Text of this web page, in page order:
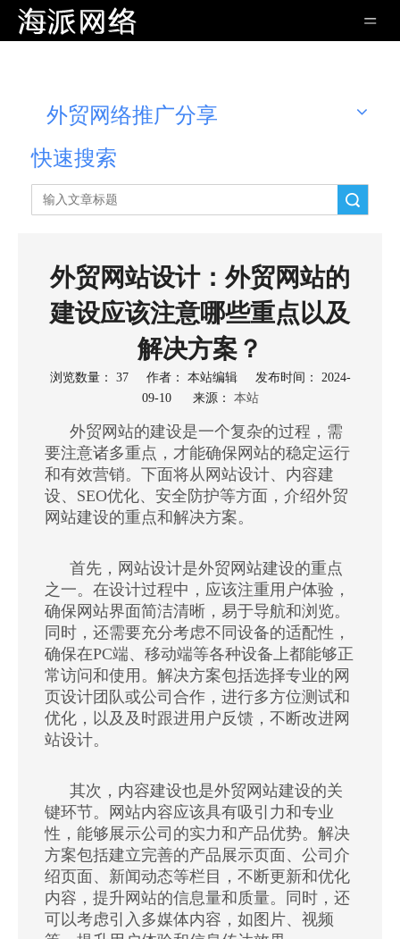
外贸网络推广分享
快速搜索
外贸网站设计：外贸网站的
建设应该注意哪些重点以及
解决方案？
浏览数量： 37作者： 本站编辑 发布时间： 2024-
09-10 来源： 本站
["wechat","weibo","qzone","douban","email"]
外贸网站的建设是一个复杂的过程，需
要注意诸多重点，才能确保网站的稳定运行
和有效营销。下面将从网站设计、内容建
设、SEO优化、安全防护等方面，介绍外贸
网站建设的重点和解决方案。
首先，网站设计是外贸网站建设的重点
之一。在设计过程中，应该注重用户体验，
确保网站界面简洁清晰，易于导航和浏览。
同时，还需要充分考虑不同设备的适配性，
确保在PC端、移动端等各种设备上都能够正
常访问和使用。解决方案包括选择专业的网
页设计团队或公司合作，进行多方位测试和
优化，以及及时跟进用户反馈，不断改进网
站设计。
其次，内容建设也是外贸网站建设的关
键环节。网站内容应该具有吸引力和专业
性，能够展示公司的实力和产品优势。解决
方案包括建立完善的产品展示页面、公司介
绍页面、新闻动态等栏目，不断更新和优化
内容，提升网站的信息量和质量。同时，还
可以考虑引入多媒体内容，如图片、视频